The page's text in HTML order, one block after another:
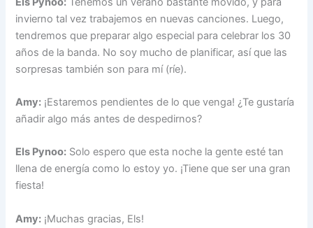
invierno tal vez trabajemos en nuevas canciones. Luego,
tendremos que preparar algo especial para celebrar los 30
años de la banda. No soy mucho de planificar, así que las
sorpresas también son para mí (ríe).
Amy: ¡Estaremos pendientes de lo que venga! ¿Te gustaría
añadir algo más antes de despedirnos?
Els Pynoo: Solo espero que esta noche la gente esté tan
llena de energía como lo estoy yo. ¡Tiene que ser una gran
fiesta!
Amy: ¡Muchas gracias, Els!